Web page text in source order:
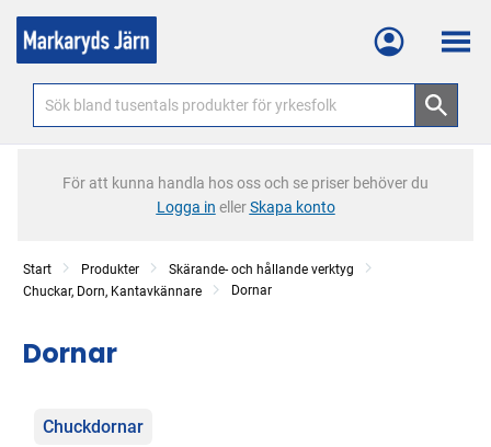
Meny
För att kunna handla hos oss och se priser behöver du
Logga in ellerSkapa konto
Start Produkter
Skärande- och hållande verktyg
Chuckar, Dorn, Kantavkännare
Dornar
Dornar
Kategorier
Chuckdornar